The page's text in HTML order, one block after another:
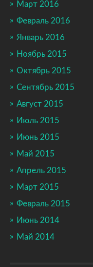
Март 2016
Февраль 2016
Январь 2016
Ноябрь 2015
Октябрь 2015
Сентябрь 2015
Август 2015
Июль 2015
Июнь 2015
Май 2015
Апрель 2015
Март 2015
Февраль 2015
Июнь 2014
Май 2014